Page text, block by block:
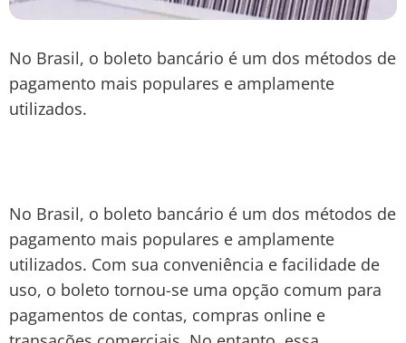
No Brasil, o boleto bancário é um dos métodos de
pagamento mais populares e amplamente
utilizados.
No Brasil, o boleto bancário é um dos métodos de
pagamento mais populares e amplamente
utilizados. Com sua conveniência e facilidade de
uso, o boleto tornou-se uma opção comum para
pagamentos de contas, compras online e